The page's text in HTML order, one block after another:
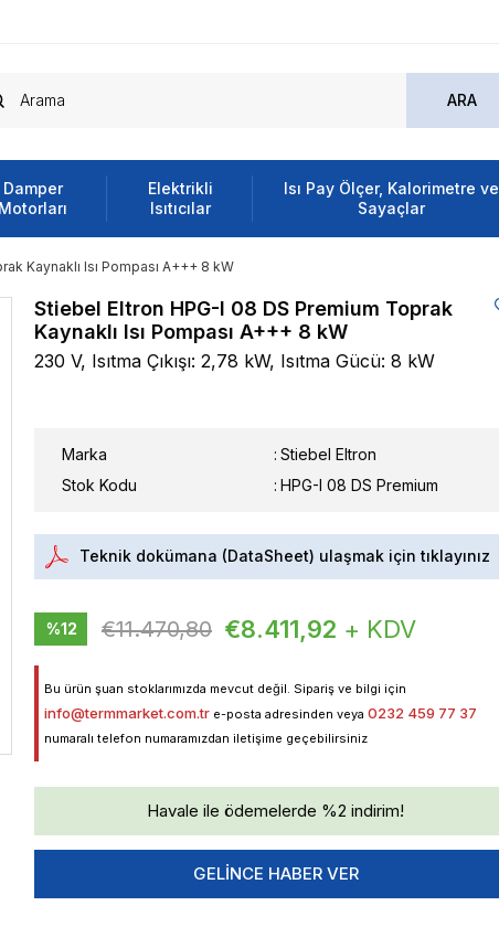
Damper
Motorları
Elektrikli
Isıtıcılar
Isı Pay Ölçer, Kalorimetre ve
Sayaçlar
Kaynaklı Isı Pompası A+++ 8 kW
Stiebel Eltron HPG-I 08 DS Premium Toprak
Kaynaklı Isı Pompası A+++ 8 kW
230 V, Isıtma Çıkışı: 2,78 kW, Isıtma Gücü: 8 ​​kW
Marka : Stiebel Eltron
Stok Kodu
HPG-I 08 DS Premium
Teknik dokümana (DataSheet) ulaşmak için tıklayınız
%12
İndirim
€11.470,80 €8.411,92 + KDV
Bu ürün şuan stoklarımızda mevcut değil. Sipariş ve bilgi için
info@termmarket.com.tr e-posta adresinden veya 0232 459 77 37
numaralı telefon numaramızdan iletişime geçebilirsiniz
Havale ile ödemelerde %2 indirim!
GELINCE HABER VER